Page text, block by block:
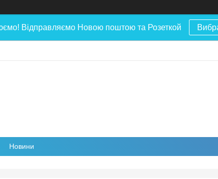
Відправляємо Новою поштою та Розеткой
Новини